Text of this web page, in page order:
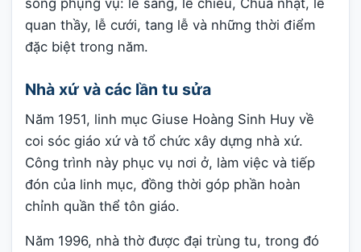
sống phụng vụ: lễ sáng, lễ chiều, Chúa nhật, lễ
quan thầy, lễ cưới, tang lễ và những thời điểm
đặc biệt trong năm.
Nhà xứ và các lần tu sửa
Năm 1951, linh mục Giuse Hoàng Sinh Huy về
coi sóc giáo xứ và tổ chức xây dựng nhà xứ.
Công trình này phục vụ nơi ở, làm việc và tiếp
đón của linh mục, đồng thời góp phần hoàn
chỉnh quần thể tôn giáo.
Năm 1996, nhà thờ được đại trùng tu, trong đó